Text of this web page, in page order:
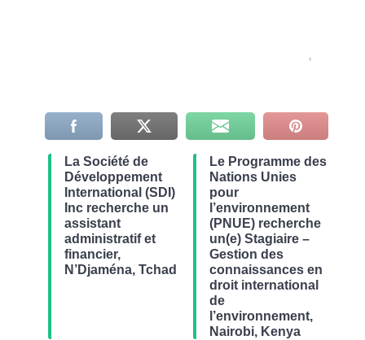
La Société de
Développement
International (SDI)
Inc recherche un
assistant
administratif et
financier,
N’Djaména, Tchad
Le Programme des
Nations Unies
pour
l’environnement
(PNUE) recherche
un(e) Stagiaire –
Gestion des
connaissances en
droit international
de
l’environnement,
Nairobi, Kenya